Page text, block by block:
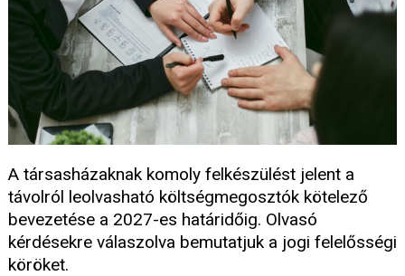
A társasházaknak komoly felkészülést jelent a
távolról leolvasható költségmegosztók kötelező
bevezetése a 2027-es határidőig. Olvasó
kérdésekre válaszolva bemutatjuk a jogi felelősségi
köröket.